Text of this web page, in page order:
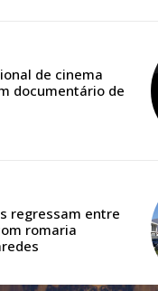
Escolha o plano
ANUAL
16
de cinema
documentário de
regressam entre
romaria